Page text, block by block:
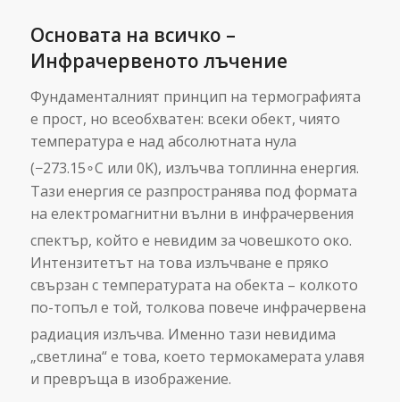
Основата на всичко –
Инфрачервеното лъчение
Фундаменталният принцип на термографията
е прост, но всеобхватен: всеки обект, чиято
температура е над абсолютната нула
(−273.15∘C или 0K), излъчва топлинна енергия.
Тази енергия се разпространява под формата
на електромагнитни вълни в инфрачервения
спектър, който е невидим за човешкото око.
Интензитетът на това излъчване е пряко
свързан с температурата на обекта – колкото
по-топъл е той, толкова повече инфрачервена
радиация излъчва. Именно тази невидима
„светлина“ е това, което термокамерата улавя
и превръща в изображение.